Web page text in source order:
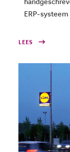
ERP-
LEES